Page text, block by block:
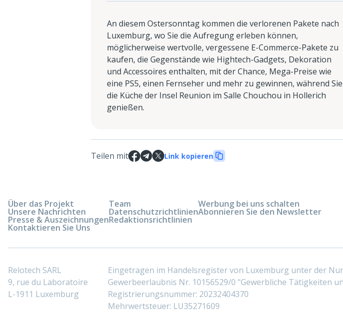
An diesem Ostersonntag kommen die verlorenen Pakete nach
Luxemburg, wo Sie die Aufregung erleben können,
möglicherweise wertvolle, vergessene E-Commerce-Pakete zu
kaufen, die Gegenstände wie Hightech-Gadgets, Dekoration
und Accessoires enthalten, mit der Chance, Mega-Preise wie
eine PS5, einen Fernseher und mehr zu gewinnen, während Sie
die Küche der Insel Reunion im Salle Chouchou in Hollerich
genießen.
Teilen mit Link kopieren
Über das Projekt
Unsere Nachrichten
Presse & Auszeichnungen
Kontaktieren Sie Uns
Team
Datenschutzrichtlinien
Redaktionsrichtlinien
Werbung bei uns schalten
Abonnieren Sie den Newsletter
Relotech SARL
9, rue du Laboratoire
L-1911 Luxemburg
Eingetragen im Handelsregister von Luxemburg unter der
Gewerbeerlaubnis Nr. 10156529/0 "Gewerbliche Tätigkeiten
Registrierungsnummer: 20232404370
Mehrwertsteuer: LU35271609